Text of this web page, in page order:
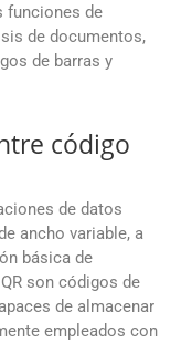
funciones de
de documentos,
de barras y
código
de datos
ancho variable, a
básica de
son códigos de
de almacenar
empleados con